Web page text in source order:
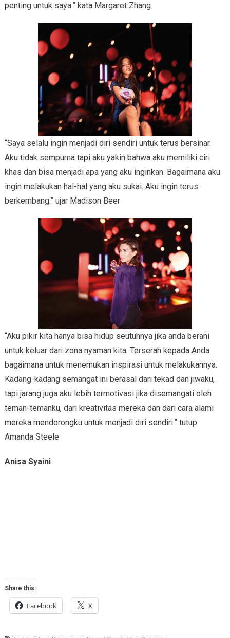
penting untuk saya.” kata Margaret Zhang.
“Saya selalu ingin menjadi diri sendiri untuk terus bersinar.
Aku tidak sempurna tapi aku yakin bahwa aku memiliki ciri
khas dan bisa menjadi apa yang aku inginkan. Bagaimana aku
ingin melakukan hal-hal yang aku sukai. Aku ingin terus
berkembang.” ujar Madison Beer
“Aku pikir kita hanya bisa hidup seutuhnya jika anda berani
untuk keluar dari zona nyaman kita. Terserah kepada Anda
bagaimana untuk menemukan inspirasi untuk melakukannya.
Kadang-kadang semangat ini berasal dari tekad dan jiwaku,
tapi jarang juga aku lebih termotivasi jika disemangati oleh
teman-temanku, dari kreativitas mereka dan dari cara alami
mereka mendorongku untuk menjadi diri sendiri.” tutup
Amanda Steele
Anisa Syaini
Share this:
Facebook X